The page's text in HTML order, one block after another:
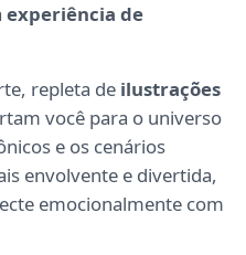
experiência de
repleta de ilustrações
você para o universo
e os cenários
envolvente e divertida,
emocionalmente com